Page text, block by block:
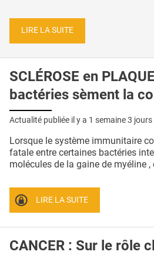
LIRE LA SUITE
SCLÉROSE en
bactéries sèment la
Actualité publiée il y a 1 semaine 3 jours
Lorsque le système immunitaire
fatale entre certaines bactéries
molécules de la gaine de myéline ,
LIRE LA SUITE
CANCER : Sur le rôle